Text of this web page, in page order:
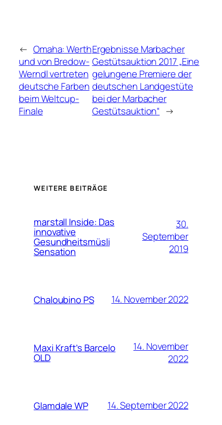
← Omaha: Werth
und von Bredow-
Werndl vertreten
deutsche Farben
beim Weltcup-
Finale
Ergebnisse Marbacher
Gestütsauktion 2017 „Eine
gelungene Premiere der
deutschen Landgestüte
bei der Marbacher
Gestütsauktion“ →
WEITERE BEITRÄGE
marstall Inside: Das
innovative
Gesundheitsmüsli
Sensation
30.
September
2019
Chaloubino PS 14. November 2022
Maxi Kraft’s Barcelo
OLD
14. November
2022
Glamdale WP 14. September 2022